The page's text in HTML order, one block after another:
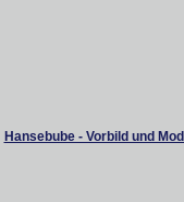
Hansebube - Vorbild und